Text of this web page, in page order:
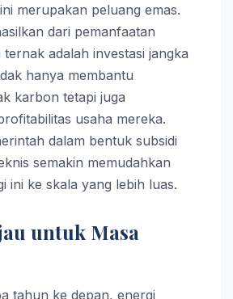
merupakan peluang emas.
dari pemanfaatan
adalah investasi jangka
hanya membantu
karbon tetapi juga
usaha mereka.
dalam bentuk subsidi
semakin memudahkan
ini ke skala yang lebih luas.
untuk Masa
tahun ke depan, energi